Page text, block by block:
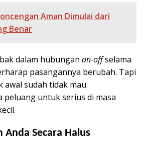
Aman Dimulai dari
Benar
dalam hubungan on-offselama
pasangannya berubah. Tapi
awal sudah tidak mau
peluang untuk serius di masa
Secara Halus